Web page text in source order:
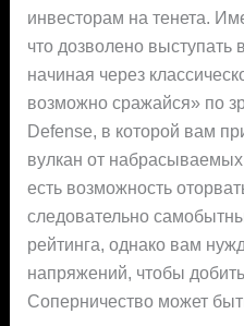
инвесторам на тенета.
что дозволено выступать
начиная через
возможно сражайся» по
Defense, в которой вам
вулкан от
есть возможность
следовательно
рейтинга, однако вам
напряжений, чтобы
Соперничество может